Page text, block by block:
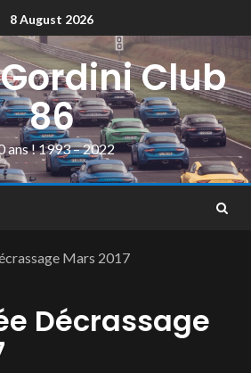
8 August 2026
Club
86
ans ! 1993 – 2022
Mars 2017
Décrassage